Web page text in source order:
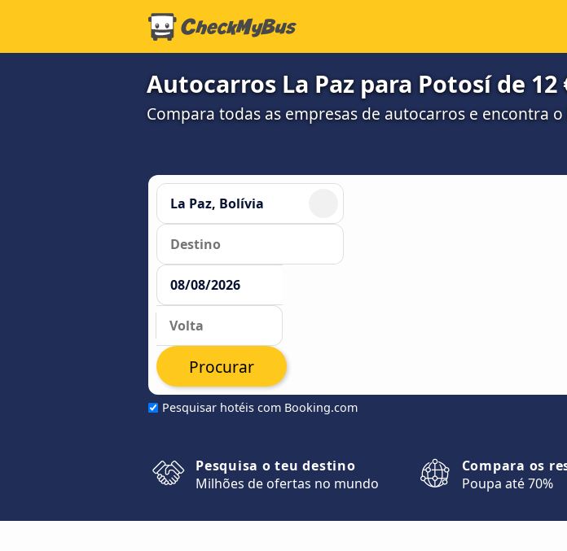
Autocarros La Paz para Potosí de 12
Compara todas as empresas de autocarros e encontra
Pesquisar hotéis com Booking.com
Procurar
Pesquisa o teu destino
Milhões de ofertas no mundo
Compara os
Poupa até 70%